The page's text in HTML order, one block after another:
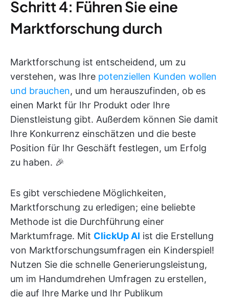
Schritt 4: Führen Sie eine
Marktforschung durch
Marktforschung ist entscheidend, um zu
verstehen, was Ihre potenziellen Kunden wollen
und brauchen, und um herauszufinden, ob es
einen Markt für Ihr Produkt oder Ihre
Dienstleistung gibt. Außerdem können Sie damit
Ihre Konkurrenz einschätzen und die beste
Position für Ihr Geschäft festlegen, um Erfolg
zu haben. 🎉
Es gibt verschiedene Möglichkeiten,
Marktforschung zu erledigen; eine beliebte
Methode ist die Durchführung einer
Marktumfrage. Mit ClickUp AI ist die Erstellung
von Marktforschungsumfragen ein Kinderspiel!
Nutzen Sie die schnelle Generierungsleistung,
um im Handumdrehen Umfragen zu erstellen,
die auf Ihre Marke und Ihr Publikum